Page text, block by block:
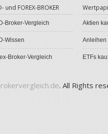
und FOREX-BROKER
Broker-Vergleich
Wissen
Broker-Vergleich
Aktien
Anleihen
ETFs
. All Rights